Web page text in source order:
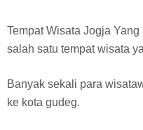
Tempat Wisata Jogja
salah satu tempat wisata
Banyak sekali para
ke kota gudeg.